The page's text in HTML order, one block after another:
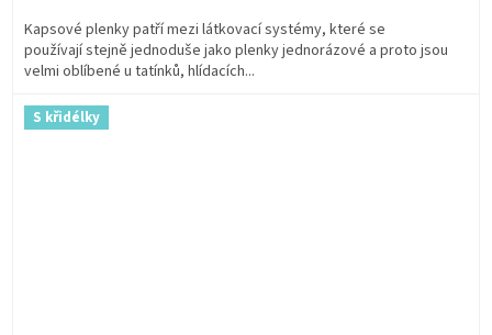
Kapsové plenky patří mezi látkovací systémy, které se
používají stejně jednoduše jako plenky jednorázové a proto jsou
velmi oblíbené u tatínků, hlídacích...
S křidélky